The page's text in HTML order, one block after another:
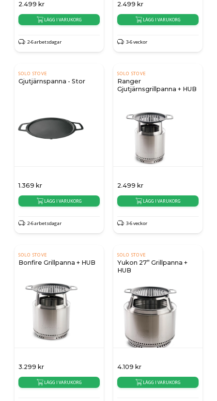
2.499 kr
LÄGG I VARUKORG
2-6 arbetsdagar
2.499 kr
LÄGG I VARUKORG
3-6 veckor
SOLO STOVE
Gjutjärnspanna - Stor
1.369 kr
LÄGG I VARUKORG
2-6 arbetsdagar
SOLO STOVE
Ranger
Gjutjärnsgrillpanna + HUB
2.499 kr
LÄGG I VARUKORG
3-6 veckor
SOLO STOVE
Bonfire Grillpanna + HUB
3.299 kr
LÄGG I VARUKORG
SOLO STOVE
Yukon 27” Grillpanna +
HUB
4.109 kr
LÄGG I VARUKORG